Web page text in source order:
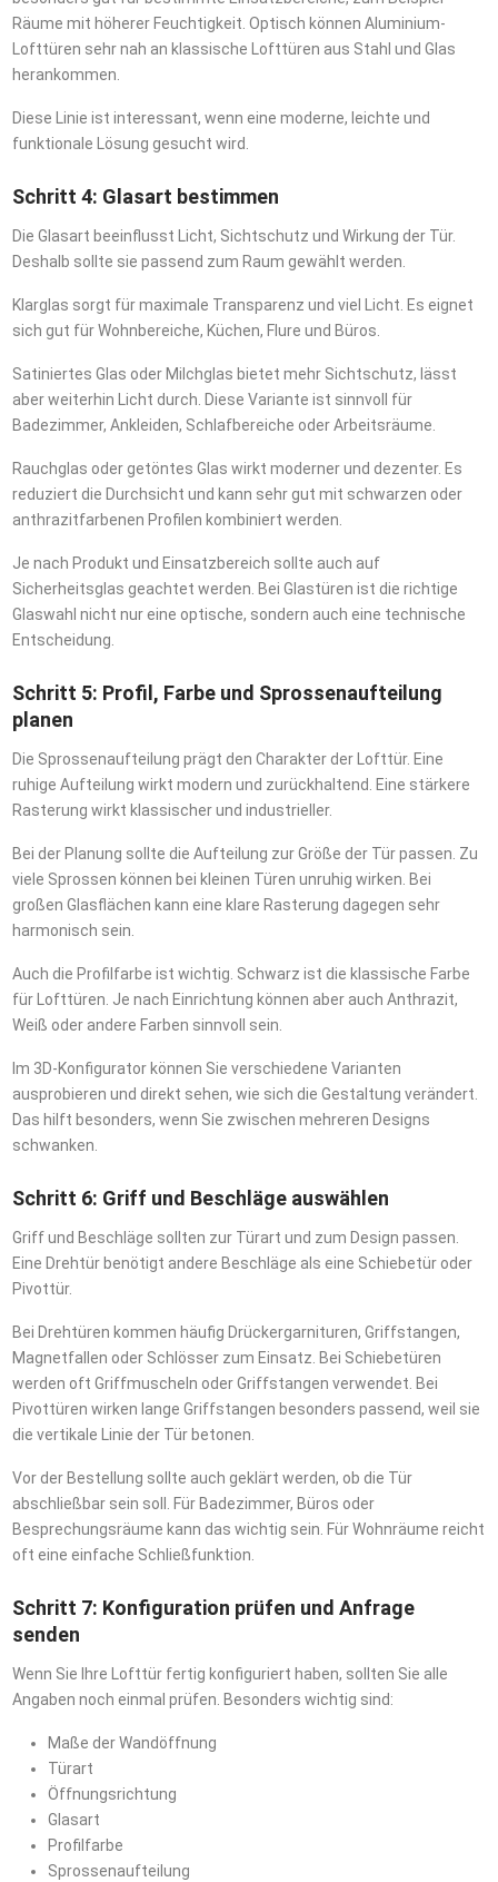
Räume mit höherer Feuchtigkeit. Optisch können Aluminium-
Lofttüren sehr nah an klassische Lofttüren aus Stahl und Glas
herankommen.
Diese Linie ist interessant, wenn eine moderne, leichte und
funktionale Lösung gesucht wird.
Schritt 4: Glasart bestimmen
Die Glasart beeinflusst Licht, Sichtschutz und Wirkung der Tür.
Deshalb sollte sie passend zum Raum gewählt werden.
Klarglas sorgt für maximale Transparenz und viel Licht. Es eignet
sich gut für Wohnbereiche, Küchen, Flure und Büros.
Satiniertes Glas oder Milchglas bietet mehr Sichtschutz, lässt
aber weiterhin Licht durch. Diese Variante ist sinnvoll für
Badezimmer, Ankleiden, Schlafbereiche oder Arbeitsräume.
Rauchglas oder getöntes Glas wirkt moderner und dezenter. Es
reduziert die Durchsicht und kann sehr gut mit schwarzen oder
anthrazitfarbenen Profilen kombiniert werden.
Je nach Produkt und Einsatzbereich sollte auch auf
Sicherheitsglas geachtet werden. Bei Glastüren ist die richtige
Glaswahl nicht nur eine optische, sondern auch eine technische
Entscheidung.
Schritt 5: Profil, Farbe und Sprossenaufteilung
planen
Die Sprossenaufteilung prägt den Charakter der Lofttür. Eine
ruhige Aufteilung wirkt modern und zurückhaltend. Eine stärkere
Rasterung wirkt klassischer und industrieller.
Bei der Planung sollte die Aufteilung zur Größe der Tür passen. Zu
viele Sprossen können bei kleinen Türen unruhig wirken. Bei
großen Glasflächen kann eine klare Rasterung dagegen sehr
harmonisch sein.
Auch die Profilfarbe ist wichtig. Schwarz ist die klassische Farbe
für Lofttüren. Je nach Einrichtung können aber auch Anthrazit,
Weiß oder andere Farben sinnvoll sein.
Im 3D-Konfigurator können Sie verschiedene Varianten
ausprobieren und direkt sehen, wie sich die Gestaltung verändert.
Das hilft besonders, wenn Sie zwischen mehreren Designs
schwanken.
Schritt 6: Griff und Beschläge auswählen
Griff und Beschläge sollten zur Türart und zum Design passen.
Eine Drehtür benötigt andere Beschläge als eine Schiebetür oder
Pivottür.
Bei Drehtüren kommen häufig Drückergarnituren, Griffstangen,
Magnetfallen oder Schlösser zum Einsatz. Bei Schiebetüren
werden oft Griffmuscheln oder Griffstangen verwendet. Bei
Pivottüren wirken lange Griffstangen besonders passend, weil sie
die vertikale Linie der Tür betonen.
Vor der Bestellung sollte auch geklärt werden, ob die Tür
abschließbar sein soll. Für Badezimmer, Büros oder
Besprechungsräume kann das wichtig sein. Für Wohnräume reicht
oft eine einfache Schließfunktion.
Schritt 7: Konfiguration prüfen und Anfrage
senden
Wenn Sie Ihre Lofttür fertig konfiguriert haben, sollten Sie alle
Angaben noch einmal prüfen. Besonders wichtig sind:
Maße der Wandöffnung
Türart
Öffnungsrichtung
Glasart
Profilfarbe
Sprossenaufteilung